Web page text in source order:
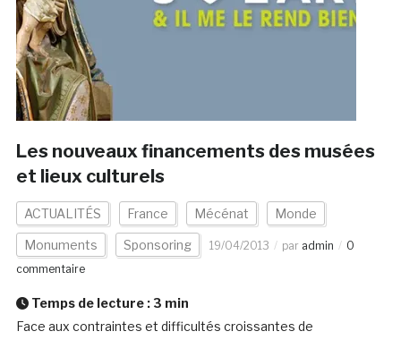
Les nouveaux financements des musées
et lieux culturels
ACTUALITÉS France Mécénat Monde
Monuments Sponsoring 19/04/2013 par admin
0
commentaire
Temps de lecture : 3 min
Face aux contraintes et difficultés croissantes de